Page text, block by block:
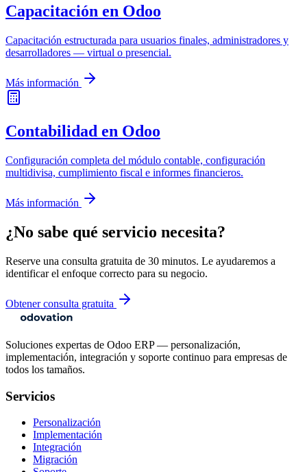
Capacitación en Odoo
Capacitación estructurada para usuarios finales, administradores y
desarrolladores — virtual o presencial.
Más información
Contabilidad en Odoo
Configuración completa del módulo contable, configuración
multidivisa, cumplimiento fiscal e informes financieros.
Más información
¿No sabe qué servicio necesita?
Reserve una consulta gratuita de 30 minutos. Le ayudaremos a
identificar el enfoque correcto para su negocio.
Obtener consulta gratuita
Soluciones expertas de Odoo ERP — personalización,
implementación, integración y soporte continuo para empresas de
todos los tamaños.
Servicios
Personalización
Implementación
Integración
Migración